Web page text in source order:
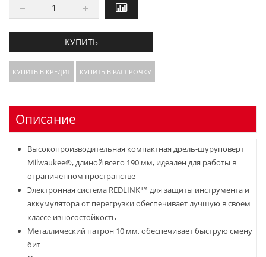
КУПИТЬ
КУПИТЬ В КРЕДИТ КУПИТЬ В РАССРОЧКУ
Описание
Высокопроизводительная компактная дрель-шуруповерт
Milwaukee®, длиной всего 190 мм, идеален для работы в
ограниченном пространстве
Электронная система REDLINK™ для защиты инструмента и
аккумулятора от перегрузки обеспечивает лучшую в своем
классе износостойкость
Металлический патрон 10 мм, обеспечивает быструю смену
бит